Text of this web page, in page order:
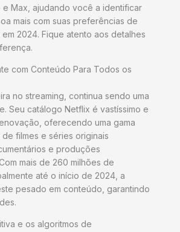
e Max, ajudando você a identificar
mais com suas preferências de
2024. Fique atento aos detalhes
com Conteúdo Para Todos os
no streaming, continua sendo uma
Seu catálogo Netflix é vastíssimo e
oferecendo uma gama
filmes e séries originais
e produções
mais de 260 milhões de
até o início de 2024, a
pesado em conteúdo, garantindo
e os algoritmos de